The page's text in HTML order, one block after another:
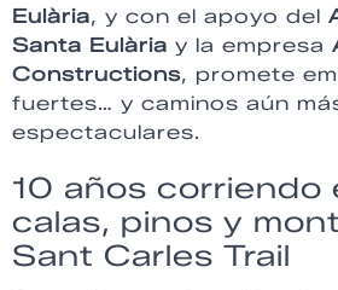
Eulària, y con el apoyo del
Santa Eulària y la empresa
Constructions, promete
fuertes… y caminos aún
espectaculares.
10 años corriendo
calas, pinos y
Sant Carles Trail